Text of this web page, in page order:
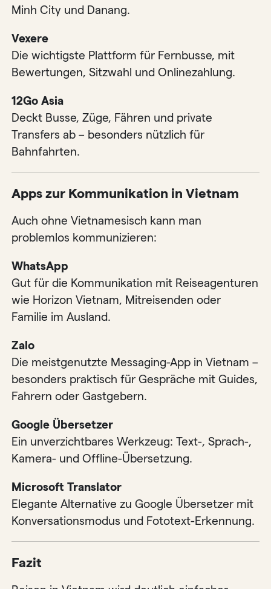
Minh City und Danang.
Vexere
Die wichtigste Plattform für Fernbusse, mit
Bewertungen, Sitzwahl und Onlinezahlung.
12Go Asia
Deckt Busse, Züge, Fähren und private
Transfers ab – besonders nützlich für
Bahnfahrten.
Apps zur Kommunikation in Vietnam
Auch ohne Vietnamesisch kann man
problemlos kommunizieren:
WhatsApp
Gut für die Kommunikation mit Reiseagenturen
wie Horizon Vietnam, Mitreisenden oder
Familie im Ausland.
Zalo
Die meistgenutzte Messaging-App in Vietnam –
besonders praktisch für Gespräche mit Guides,
Fahrern oder Gastgebern.
Google Übersetzer
Ein unverzichtbares Werkzeug: Text-, Sprach-,
Kamera- und Offline-Übersetzung.
Microsoft Translator
Elegante Alternative zu Google Übersetzer mit
Konversationsmodus und Fototext-Erkennung.
Fazit